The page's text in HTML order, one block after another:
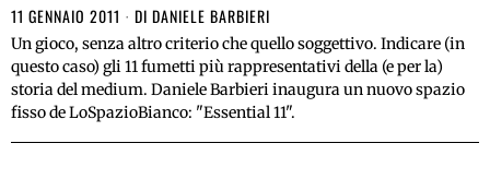
11 GENNAIO 2011 DI DANIELE BARBIERI
Un gioco, senza altro criterio che quello soggettivo. Indicare (in
questo caso) gli 11 fumetti più rappresentativi della (e per la)
storia del medium. Daniele Barbieri inaugura un nuovo spazio
fisso de LoSpazioBianco: "Essential 11".